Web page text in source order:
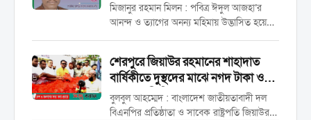
মিজানুর রহমান মিলন : পবিত্র ঈদুল আজহা’র
আনন্দ ও ত্যাগের অনন্য মহিমায় উদ্ভাসিত হয়ে
উঠুক দেশের প্রতিটি নাগরিকের জীবন। এ দিনে
মানুষে মানুষে প্রীতি ও বন্ধনের যোগসূত্র আরও
সুদৃঢ় হোক। পবিত্র ঈদুল আজহা উপলক্ষ্যে ৩...
শেরপুরে জিয়াউর রহমানের শাহাদাত
বার্ষিকীতে দুস্থদের মাঝে নগদ টাকা ও
খাদ্যসামগ্রী বিতরণ
বুলবুল আহম্মেদ : বাংলাদেশ জাতীয়তাবাদী দল
বিএনপির প্রতিষ্ঠাতা ও সাবেক রাষ্ট্রপতি জিয়াউর